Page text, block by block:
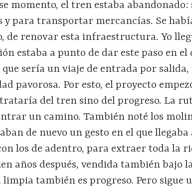
momento, el tren estaba
y para transportar mercancías. Se
de renovar esta infraestructura. Yo
estaba a punto de dar este paso en el
que sería un viaje de entrada por
pavorosa. Por esto, el proyecto
trataría del tren sino del progreso. La
un camino. También noté los
de nuevo un gesto en el que
los de adentro, para extraer toda la
años después, vendida también bajo
limpia también es progreso. Pero sigue